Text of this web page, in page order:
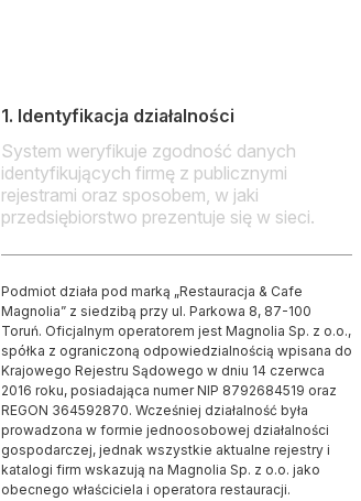
1. Identyfikacja działalności
System weryfikuje zgodność danych
identyfikujących firmę z publicznymi
rejestrami oraz sposobem, w jaki
przedsiębiorstwo prezentuje się w sieci.
Podmiot działa pod marką „Restauracja & Cafe
Magnolia” z siedzibą przy ul. Parkowa 8, 87-100
Toruń. Oficjalnym operatorem jest Magnolia Sp. z o.o.,
spółka z ograniczoną odpowiedzialnością wpisana do
Krajowego Rejestru Sądowego w dniu 14 czerwca
2016 roku, posiadająca numer NIP 8792684519 oraz
REGON 364592870. Wcześniej działalność była
prowadzona w formie jednoosobowej działalności
gospodarczej, jednak wszystkie aktualne rejestry i
katalogi firm wskazują na Magnolia Sp. z o.o. jako
obecnego właściciela i operatora restauracji.